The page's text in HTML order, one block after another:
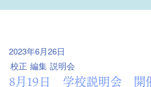
2023年6月26日
校正 編集 説明会
8月19日 学校説明会 開